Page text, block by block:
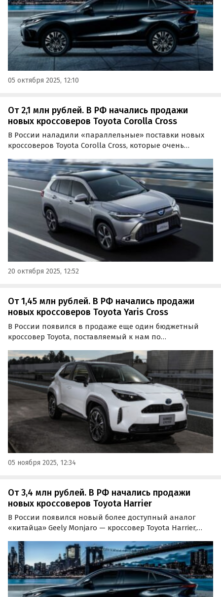
05 октября 2025, 12:10
От 2,1 млн рублей. В РФ начались продажи
новых кроссоверов Toyota Corolla Cross
В России наладили «параллельные» поставки новых
кроссоверов Toyota Corolla Cross, которые очень
них на одном из сайтов объявлений в октябре стартуют
от 2 100 000 рублей, пишут «Автоновости дня».
20 октября 2025, 12:52
От 1,45 млн рублей. В РФ начались продажи
новых кроссоверов Toyota Yaris Cross
В России появился в продаже еще один бюджетный
кроссовер Toyota, поставляемый к нам по
стоящей на одном из сайтов объявлений минимум 1
450 000 рублей, сообщает портал «Автоновости дня».
05 ноября 2025, 12:34
От 3,4 млн рублей. В РФ начались продажи
новых кроссоверов Toyota Harrier
В России появился новый более доступный аналог
«китайца» Geely Monjaro — кроссовер Toyota Harrier,
схемам.